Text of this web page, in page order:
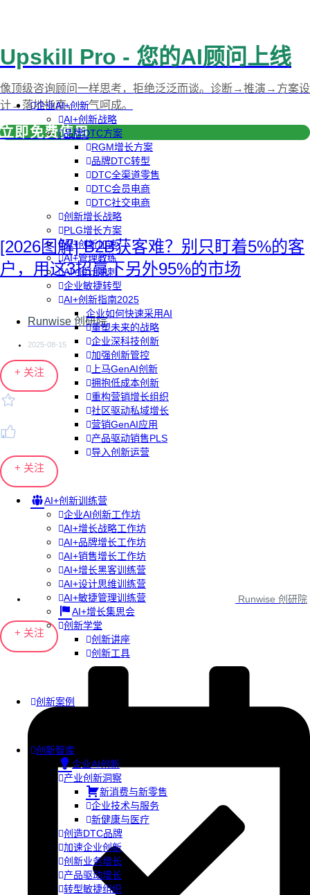
企业AI+创新
AI+创新战略
品牌DTC方案
RGM增长方案
品牌DTC转型
DTC全渠道零售
DTC会员电商
DTC社交电商
创新增长战略
PLG增长方案
AI+创新加速
AI+管理教练
AI+设计冲刺
企业敏捷转型
AI+创新指南2025
企业如何快速采用AI
重塑未来的战略
企业深科技创新
加强创新管控
上马GenAI创新
拥抱低成本创新
重构营销增长组织
社区驱动私域增长
营销GenAI应用
产品驱动销售PLS
导入创新运营
AI+创新训练营
企业AI创新工作坊
AI+增长战略工作坊
AI+品牌增长工作坊
AI+销售增长工作坊
AI+增长黑客训练营
AI+设计思维训练营
AI+敏捷管理训练营
AI+增长集思会
创新学堂
创新讲座
创新工具
创新案例
创新智库
企业AI创新
产业创新洞察
新消费与新零售
企业技术与服务
新健康与医疗
创造DTC品牌
加速企业创新
创新业务增长
产品驱动增长
转型敏捷组织
Upskill Pro - 您的AI顾问上线
像顶级咨询顾问一样思考，拒绝泛泛而谈。诊断→推演→方案设
计→落地指南，一气呵成。
立即免费使用
[2026图解] B2B获客难？别只盯着5%的客
户，用这3招赢下另外95%的市场
Runwise 创研院
2025-08-15
+ 关注
+ 关注
Runwise 创研院
+ 关注